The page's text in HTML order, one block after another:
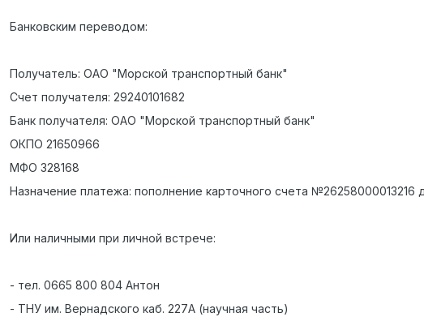
Банковским переводом:
Получатель: ОАО "Морской транспортный банк"
Счет получателя: 29240101682
Банк получателя: ОАО "Морской транспортный банк"
ОКПО 21650966
МФО 328168
Назначение платежа: пополнение карточного счета
Или наличными при личной встрече:
- тел. 0665 800 804 Антон
- ТНУ им. Вернадского каб. 227А (научная часть)